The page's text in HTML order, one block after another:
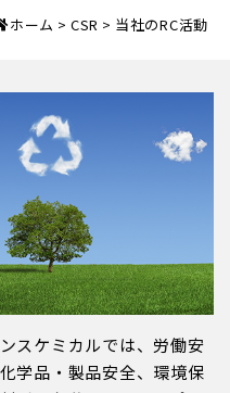
ホーム CSR 当社のRC活動
スケミカルでは、労働安
学品・製品安全、環境保